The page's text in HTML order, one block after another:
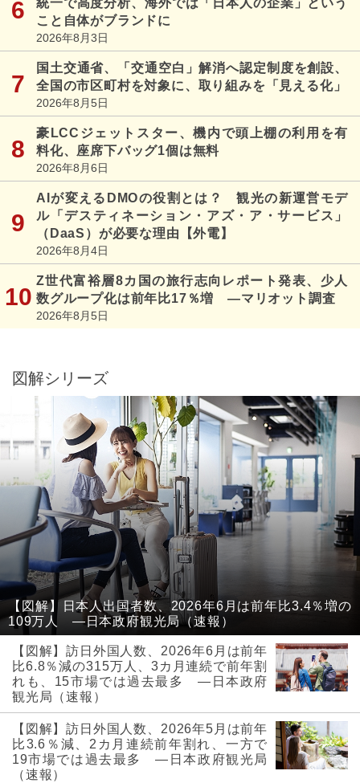
こと自体がブランドに
2026年8月3日
国土交通省、「交通空白」解消へ認定制度を創設、
全国の市区町村を対象に、取り組みを「見える化」
2026年8月5日
豪LCCジェットスター、機内で頭上棚の利用を有
料化、座席下バッグ1個は無料
2026年8月6日
AIが変えるDMOの役割とは？ 観光の新運営モデ
ル「デスティネーション・アズ・ア・サービス」
（DaaS）が必要な理由【外電】
2026年8月4日
Z世代富裕層8カ国の旅行志向レポート発表、少人
数グループ化は前年比17％増 ―マリオット調査
2026年8月5日
図解シリーズ
【図解】日本人出国者数、2026年6月は前年比3.4％増の
109万人 ―日本政府観光局（速報）
【図解】訪日外国人数、2026年6月は前年
比6.8％減の315万人、3カ月連続で前年割
れも、15市場では過去最多 ―日本政府
観光局（速報）
【図解】訪日外国人数、2026年5月は前年
比3.6％減、2カ月連続前年割れ、一方で
19市場では過去最多 ―日本政府観光局
（速報）